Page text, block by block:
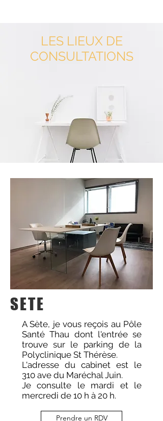
LES LIEUX DE
CONSULTATIONS
SETE
A Sète, je vous reçois au Pôle
Santé Thau dont l'entrée se
trouve sur le parking de la
Polyclinique St Thérèse.
L'adresse du cabinet est le
310 ave du Maréchal Juin.
Je consulte le mardi et le
mercredi de 10 h à 20 h.
Prendre un RDV